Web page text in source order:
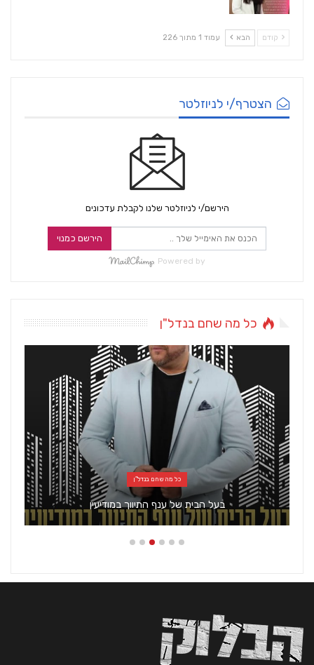
קודם הבא עמוד 1 מתוך 226
הצטרף/י לניוזלטר
הירשם/י לניוזלטר שלנו לקבלת עדכונים
הירשם כמנוי
Powered by
כל מה שחם בנדל"ן
כל מה שחם בנדל"ן
בעל הבית של ענף התיווך במודיעין